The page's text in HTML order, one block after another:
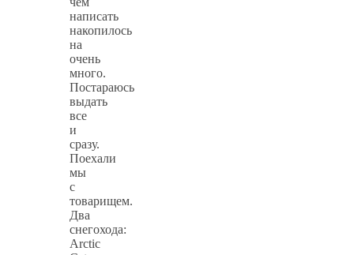
написать
накопилось
на
очень
много.
Постараюсь
выдать
все
и
сразу.
Поехали
мы
с
товарищем.
Два
снегохода:
Arctic